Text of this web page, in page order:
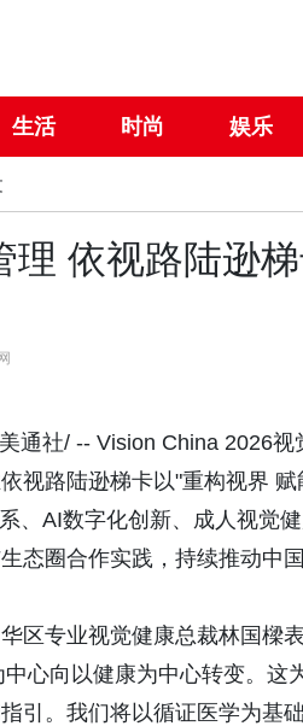
生活 时尚 娱乐
理 依视路陆逊
通社/ -- Vision China 2026
视路陆逊梯卡以"重构视界
、AI数字化创新、成人视觉
态圈合作实践，持续推动中
区专业视觉健康总裁林国樑
中心向以健康为中心转变。
引。我们将以循证医学为基